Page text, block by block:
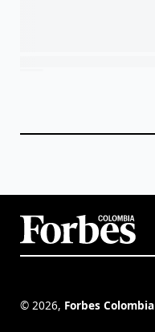
© 2026, Forbes Colombia